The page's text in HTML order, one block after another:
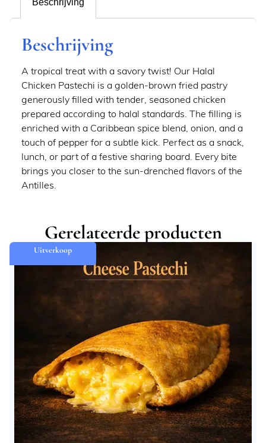
Beschrijving
Beschrijving
A tropical treat with a savory twist! Our Halal
Chicken Pastechi is a golden‑brown fried pastry
generously filled with tender, seasoned chicken
prepared according to halal standards. The filling is
enriched with a Caribbean spice blend, onion, and a
touch of pepper for a subtle kick. Perfect as a snack,
lunch, or part of a festive sharing board. Every bite
brings you closer to the sun‑drenched flavors of the
Antilles.
Gerelateerde producten
Uitverkoop